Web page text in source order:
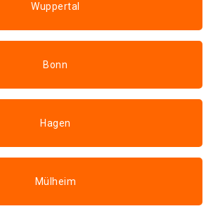
Wuppertal
Bonn
Hagen
Mülheim